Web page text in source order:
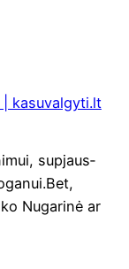
kasuvalgyti.lt
supjaus­
Nuga­rinė ar